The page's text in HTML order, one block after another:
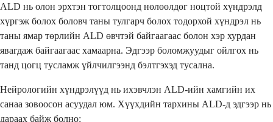
ALD нь олон эрхтэн тогтолцоонд нөлөөлдөг ноцтой хүндрэлд
хүргэж болох боловч таны тулгарч болох тодорхой хүндрэл нь
таны ямар төрлийн ALD өвчтэй байгаагаас болон хэр хурдан
явагдаж байгаагаас хамаарна. Эдгээр боломжуудыг ойлгох нь
танд цогц тусламж үйлчилгээнд бэлтгэхэд тусална.
Нейрологийн хүндрэлүүд нь ихэвчлэн ALD-ийн хамгийн их
санаа зовоосон асуудал юм. Хүүхдийн тархины ALD-д эдгээр нь
дараах байж болно: